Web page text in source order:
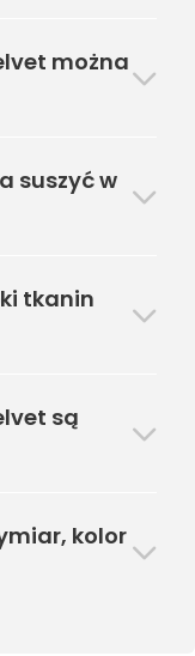
można
suszyć w
tkanin
są
kolor